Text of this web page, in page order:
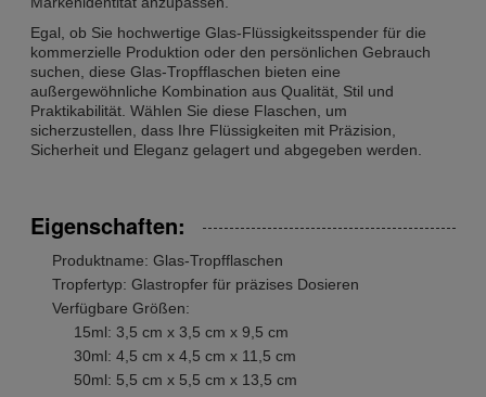
Egal, ob Sie hochwertige Glas-Flüssigkeitsspender für die
kommerzielle Produktion oder den persönlichen Gebrauch
suchen, diese Glas-Tropfflaschen bieten eine
außergewöhnliche Kombination aus Qualität, Stil und
Praktikabilität. Wählen Sie diese Flaschen, um
sicherzustellen, dass Ihre Flüssigkeiten mit Präzision,
Sicherheit und Eleganz gelagert und abgegeben werden.
Eigenschaften:
Produktname: Glas-Tropfflaschen
Tropfertyp: Glastropfer für präzises Dosieren
Verfügbare Größen:
15ml: 3,5 cm x 3,5 cm x 9,5 cm
30ml: 4,5 cm x 4,5 cm x 11,5 cm
50ml: 5,5 cm x 5,5 cm x 13,5 cm